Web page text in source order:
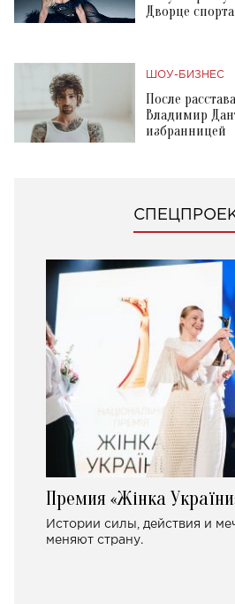
Дворце спорта
ШОУ-БИЗНЕС
После
Владимир
избранницей
Премия «Жінка
Истории силы, действия и
меняют страну.